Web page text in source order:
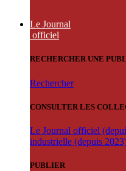
Le Journal
officiel
RECHERCHER UNE
Rechercher
CONSULTER LES
Le Journal officiel
industrielle (depuis
PUBLIER